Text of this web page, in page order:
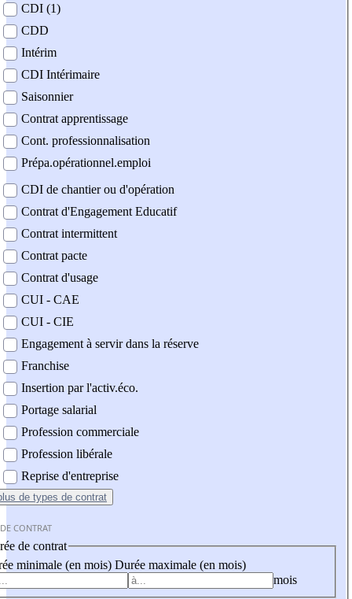
contrat
CDI (1)
CDD
Intérim
CDI Intérimaire
Saisonnier
Contrat apprentissage
Cont. professionnalisation
Prépa.opérationnel.emploi
CDI de chantier ou d'opération
Contrat d'Engagement Educatif
Contrat intermittent
Contrat pacte
Contrat d'usage
CUI - CAE
CUI - CIE
Engagement à servir dans la réserve
Franchise
Insertion par l'activ.éco.
Portage salarial
Profession commerciale
Profession libérale
Reprise d'entreprise
de types de contrat
CONTRAT
de contrat
minimale (en mois) Durée maximale (en mois)
mois